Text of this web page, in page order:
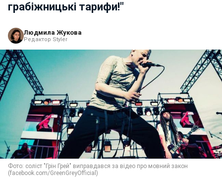
грабіжницькі тарифи!"
Людмила Жукова
Редактор Styler
Фото: соліст "Грін Грей" виправдався за відео про мовний закон
(facebook.com/GreenGreyOfficial)